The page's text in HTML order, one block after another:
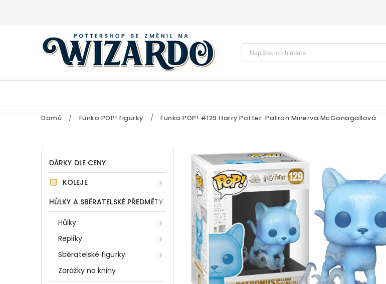
Vyhledávání
Domů / Funko POP! figurky / Funko POP! #129 Harry Potter: Patron Minerva McGonagallová
DÁRKY DLE CENY
KOLEJE
HŮLKY A SBĚRATELSKÉ PŘEDMĚTY
Hůlky
Repliky
Sběratelské figurky
Zarážky na knihy